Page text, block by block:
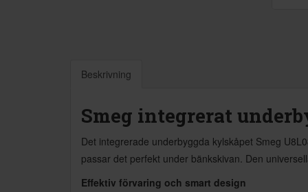
Beskrivning
Smeg integrerat
Det integrerade underbyggda kylskåpet Smeg
passar det perfekt under bänkskivan. Den
Effektiv förvaring och smart design